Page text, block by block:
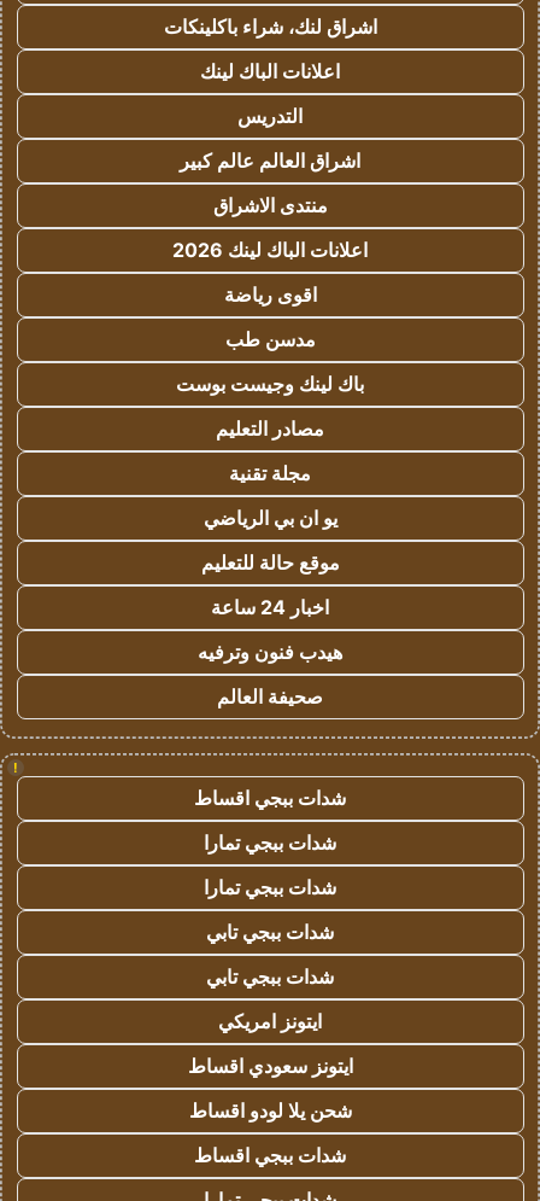
اشراق لنك، شراء باكلينكات
اعلانات الباك لينك
التدريس
اشراق العالم عالم كبير
منتدى الاشراق
اعلانات الباك لينك 2026
اقوى رياضة
مدسن طب
باك لينك وجيست بوست
مصادر التعليم
مجلة تقنية
يو ان بي الرياضي
موقع حالة للتعليم
اخبار 24 ساعة
هيدب فنون وترفيه
صحيفة العالم
!
شدات ببجي اقساط
شدات ببجي تمارا
شدات ببجي تمارا
شدات ببجي تابي
شدات ببجي تابي
ايتونز امريكي
ايتونز سعودي اقساط
شحن يلا لودو اقساط
شدات ببجي اقساط